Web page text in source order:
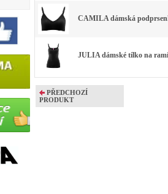
CAMILA dámská
JULIA dámské tílko na
PŘEDCHOZÍ
PRODUKT